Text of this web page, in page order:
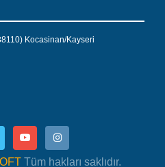
Kocasinan/Kayseri
Tüm hakları saklıdır.